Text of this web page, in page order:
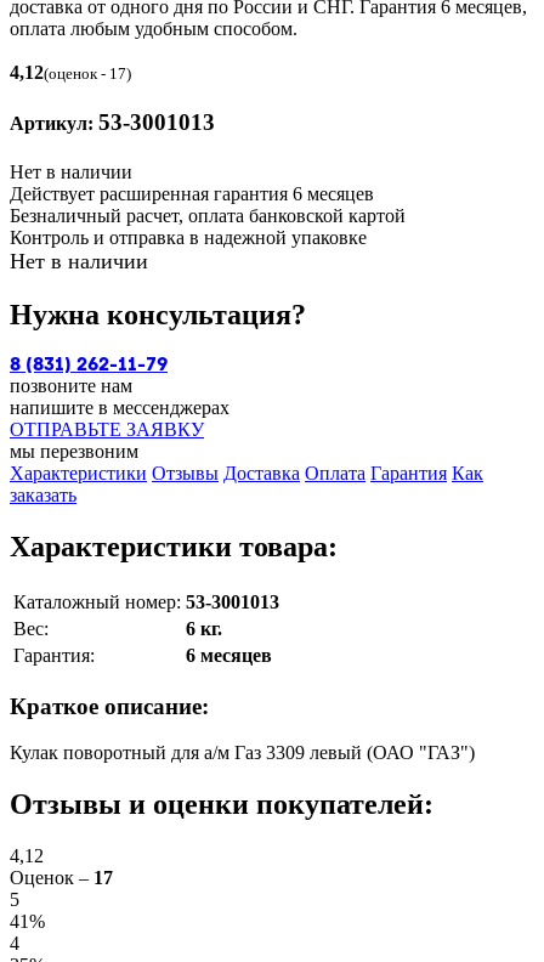
доставка от одного дня по России и СНГ. Гарантия 6 месяцев,
оплата любым удобным способом.
4,12(оценок - 17)
Артикул: 53-3001013
Нет в наличии
Действует расширенная гарантия 6 месяцев
Безналичный расчет, оплата банковской картой
Контроль и отправка в надежной упаковке
Нет в наличии
Нужна консультация?
8 (831) 262-11-79
позвоните нам
напишите в мессенджерах
ОТПРАВЬТЕ ЗАЯВКУ
мы перезвоним
Характеристики Отзывы Доставка Оплата Гарантия Как
заказать
Характеристики товара:
Каталожный номер: 53-3001013
Вес:
6 кг.
Гарантия:
6 месяцев
Краткое описание:
Кулак поворотный для а/м Газ 3309 левый (ОАО "ГАЗ")
Отзывы и оценки покупателей:
4,12
Оценок – 17
5
41%
4